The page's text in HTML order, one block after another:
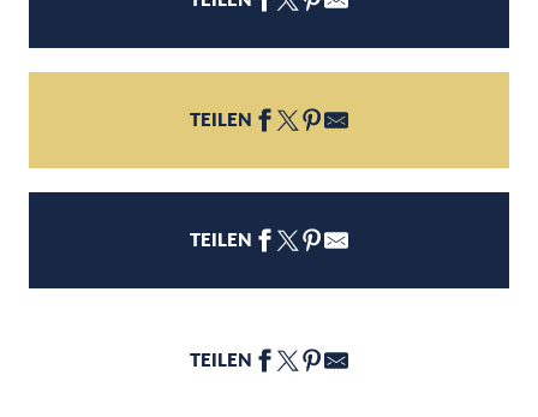
TEILEN
TEILEN
TEILEN